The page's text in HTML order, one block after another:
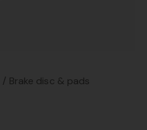
Brake disc & pads